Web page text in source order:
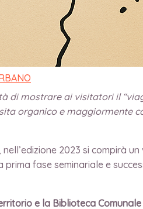
tra Parco e Musei. Dallo
al pubblico alle
di mostrare ai visitatori il
organico e maggiormente
2023 si compirà
fase seminariale e
e la Biblioteca